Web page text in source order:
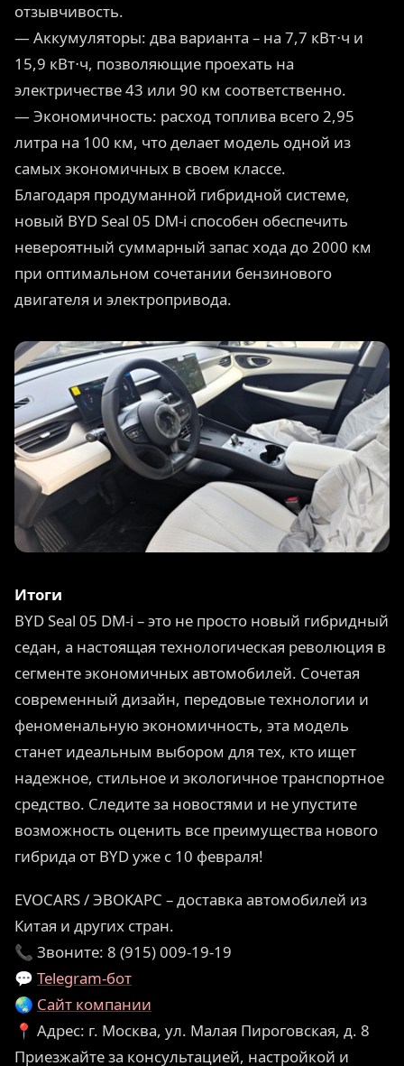
отзывчивость.
— Аккумуляторы: два варианта – на 7,7 кВт⋅ч и
15,9 кВт⋅ч, позволяющие проехать на
электричестве 43 или 90 км соответственно.
— Экономичность: расход топлива всего 2,95
литра на 100 км, что делает модель одной из
самых экономичных в своем классе.
Благодаря продуманной гибридной системе,
новый BYD Seal 05 DM-i способен обеспечить
невероятный суммарный запас хода до 2000 км
при оптимальном сочетании бензинового
двигателя и электропривода.
Итоги
BYD Seal 05 DM-i – это не просто новый гибридный
седан, а настоящая технологическая революция в
сегменте экономичных автомобилей. Сочетая
современный дизайн, передовые технологии и
феноменальную экономичность, эта модель
станет идеальным выбором для тех, кто ищет
надежное, стильное и экологичное транспортное
средство. Следите за новостями и не упустите
возможность оценить все преимущества нового
гибрида от BYD уже с 10 февраля!
EVOCARS / ЭВОКАРС – доставка автомобилей из
Китая и других стран.
📞 Звоните: 8 (915) 009-19-19
💬 Telegram-бот
🌏 Сайт компании
📍 Адрес: г. Москва, ул. Малая Пироговская, д. 8
Приезжайте за консультацией, настройкой и